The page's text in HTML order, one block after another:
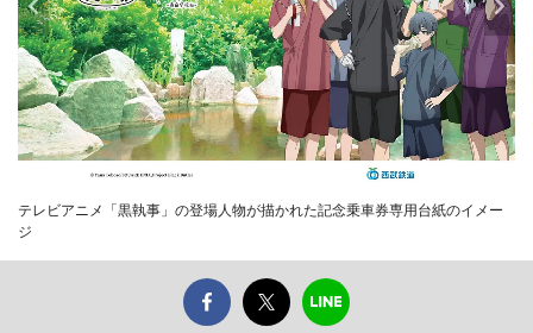
テレビアニメ「黒執事」の登場人物が描かれた記念乗車券専用台紙のイメー
ジ